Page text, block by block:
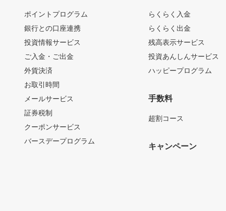
ポイントプログラム
銀行との口座連携
投資情報サービス
ご入金・ご出金
外貨決済
お取引時間
メールサービス
証券税制
クーポンサービス
バースデープログラム
らくらく入金
らくらく出金
残高表示サービス
投資あんしんサービス
ハッピープログラム
手数料
超割コース
キャンペーン